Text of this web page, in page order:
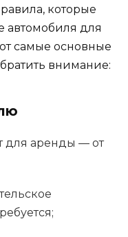
которые
автомобиля для
самые основные
внимание:
для аренды — от